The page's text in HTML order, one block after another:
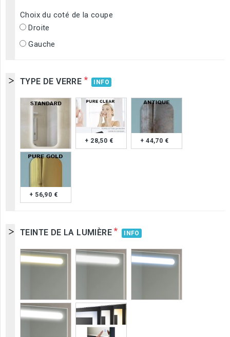
Choix du coté de la coupe
Droite
Gauche
TYPE DE VERRE * INFO
+ 28,50 € + 44,70 €
+ 56,90 €
TEINTE DE LA LUMIÈRE* INFO